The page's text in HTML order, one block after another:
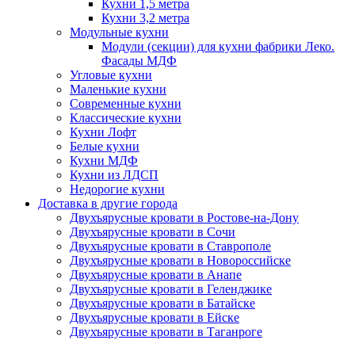
Кухни 1,5 метра
Кухни 3,2 метра
Модульные кухни
Модули (секции) для кухни фабрики Леко.
Фасады МДФ
Угловые кухни
Маленькие кухни
Современные кухни
Классические кухни
Кухни Лофт
Белые кухни
Кухни МДФ
Кухни из ЛДСП
Недорогие кухни
Доставка в другие города
Двухъярусные кровати в Ростове-на-Дону
Двухъярусные кровати в Сочи
Двухъярусные кровати в Ставрополе
Двухъярусные кровати в Новороссийске
Двухъярусные кровати в Анапе
Двухъярусные кровати в Геленджике
Двухъярусные кровати в Батайске
Двухъярусные кровати в Ейске
Двухъярусные кровати в Таганроге